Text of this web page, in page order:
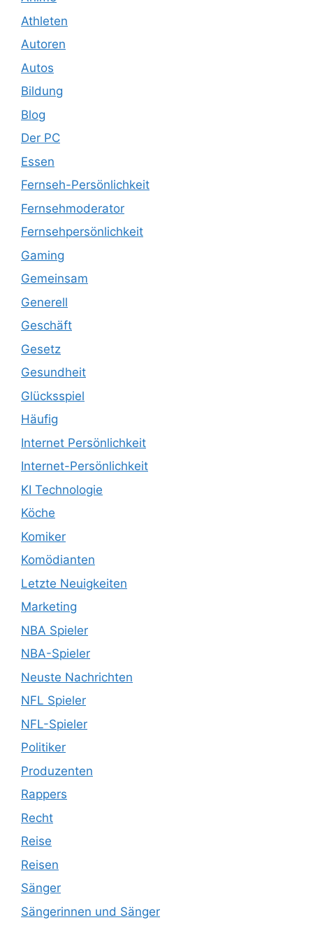
Athleten
Autoren
Autos
Bildung
Blog
Der PC
Essen
Fernseh-Persönlichkeit
Fernsehmoderator
Fernsehpersönlichkeit
Gaming
Gemeinsam
Generell
Geschäft
Gesetz
Gesundheit
Glücksspiel
Häufig
Internet Persönlichkeit
Internet-Persönlichkeit
KI Technologie
Köche
Komiker
Komödianten
Letzte Neuigkeiten
Marketing
NBA Spieler
NBA-Spieler
Neuste Nachrichten
NFL Spieler
NFL-Spieler
Politiker
Produzenten
Rappers
Recht
Reise
Reisen
Sänger
Sängerinnen und Sänger